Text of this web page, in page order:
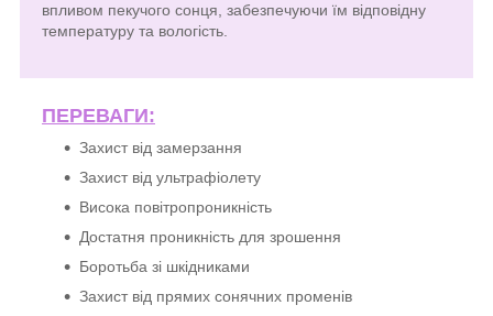
впливом пекучого сонця, забезпечуючи їм відповідну
температуру та вологість.
ПЕРЕВАГИ:
Захист від замерзання
Захист від ультрафіолету
Висока повітропроникність
Достатня проникність для зрошення
Боротьба зі шкідниками
Захист від прямих сонячних променів